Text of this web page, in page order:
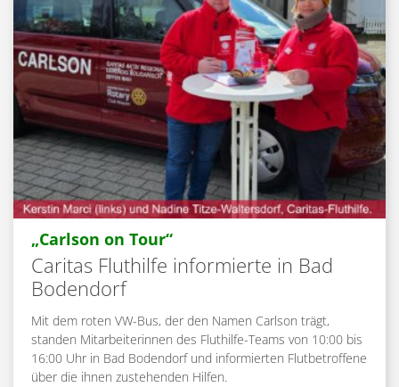
„Carlson on Tour“:
Caritas Fluthilfe informierte in Bad
Bodendorf
Mit dem roten VW-Bus, der den Namen Carlson trägt,
standen Mitarbeiterinnen des Fluthilfe-Teams von 10:00 bis
16:00 Uhr in Bad Bodendorf und informierten Flutbetroffene
über die ihnen zustehenden Hilfen.